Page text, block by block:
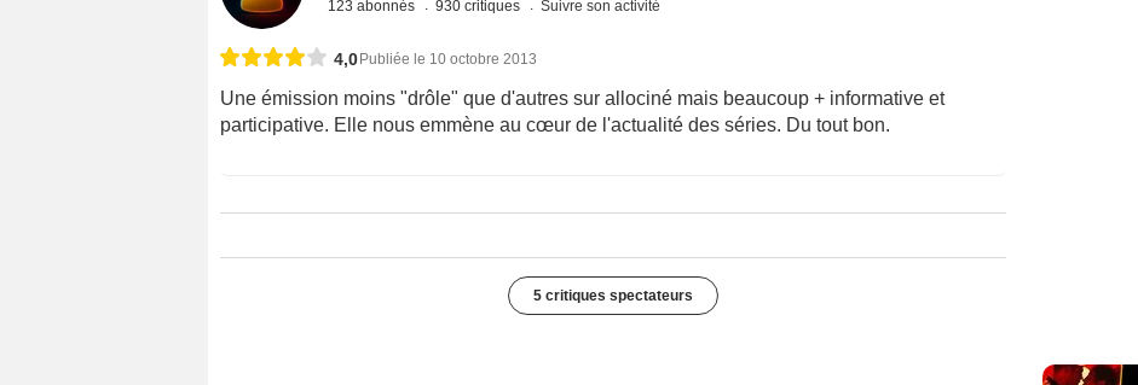
123 abonnés 930 critiques Suivre son activité
4,0 Publiée le 10 octobre 2013
Une émission moins "drôle" que d'autres sur allociné mais beaucoup + informative et
participative. Elle nous emmène au cœur de l'actualité des séries. Du tout bon.
5 critiques spectateurs